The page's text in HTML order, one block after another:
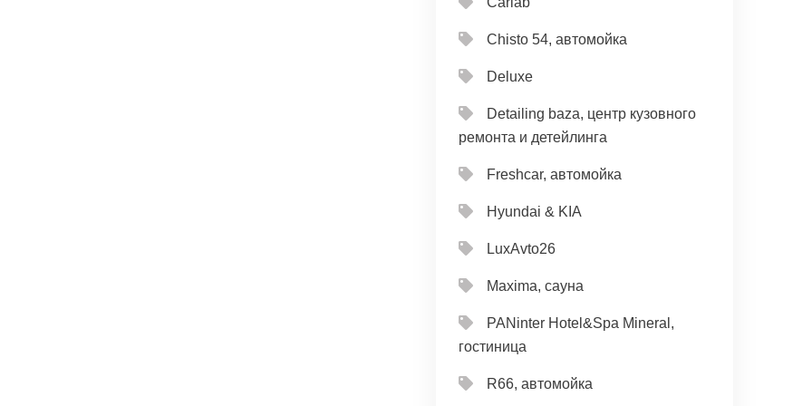
Chisto 54, автомойка
Deluxe
Detailing baza, центр кузовного
ремонта и детейлинга
Freshcar, автомойка
Hyundai & KIA
LuxAvto26
Maxima, сауна
PANinter Hotel&Spa Mineral,
гостиница
R66, автомойка